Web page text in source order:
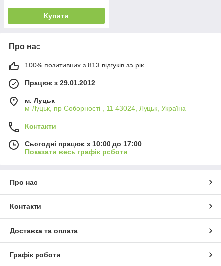
Купити
Про нас
100% позитивних з 813 відгуків за рік
Працює з 29.01.2012
м. Луцьк
м Луцьк, пр Соборності , 11 43024, Луцьк, Україна
Контакти
Сьогодні працює з 10:00 до 17:00
Показати весь графік роботи
Про нас
Контакти
Доставка та оплата
Графік роботи